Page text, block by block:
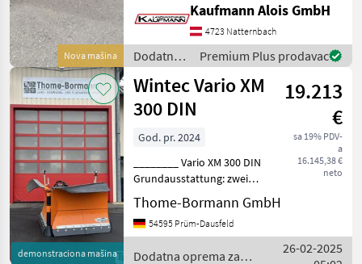
Nova mašina
Punktanbau - 4 mögliche
Stellungen -
Anfahrsicherung - 5°
Pendelausgleich - Laufräder
Die Fa. Kauf
Kaufmann Alois GmbH
4723 Natternbach
Dodatna
oprema
za
traktore /
Wintec
Premium Plus prodavac
demonstraciona mašina
Wintec Vario XM
300 DIN
19.213
€
sa 19% PDV-
a
16.145,38 €
neto
God. pr. 2024
________ Vario XM 300 DIN
Grundausstattung: zwei
Schare an Rahmen mit
Königbolzen montiert
Anfahrschutz über
über Parallellenker anfahrg
Thome-Bormann GmbH
54595 Prüm-Dausfeld
Dodatna oprema za
26-02-2025